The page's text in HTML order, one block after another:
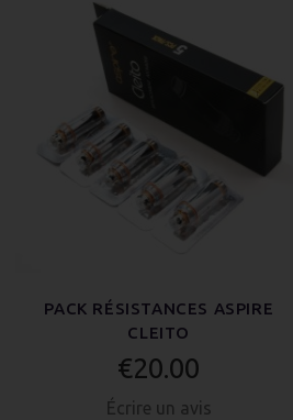
PACK RÉSISTANCES ASPIRE
CLEITO
€20.00
Écrire un avis